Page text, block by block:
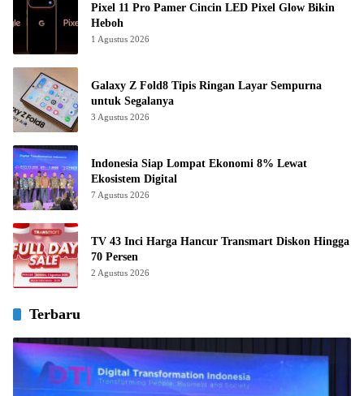
Pixel 11 Pro Pamer Cincin LED Pixel Glow Bikin
Heboh
1 Agustus 2026
Galaxy Z Fold8 Tipis Ringan Layar Sempurna
untuk Segalanya
3 Agustus 2026
Indonesia Siap Lompat Ekonomi 8% Lewat
Ekosistem Digital
7 Agustus 2026
TV 43 Inci Harga Hancur Transmart Diskon Hingga
70 Persen
2 Agustus 2026
Terbaru